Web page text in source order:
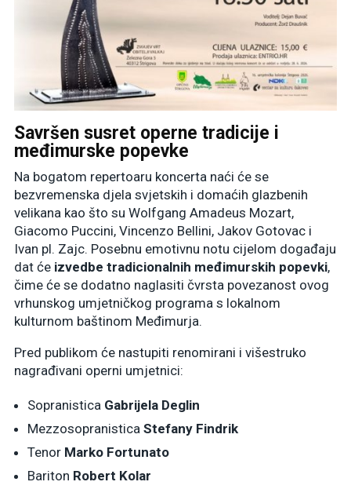
Savršen susret operne tradicije i
međimurske popevke
Na bogatom repertoaru koncerta naći će se
bezvremenska djela svjetskih i domaćih glazbenih
velikana kao što su Wolfgang Amadeus Mozart,
Giacomo Puccini, Vincenzo Bellini, Jakov Gotovac i
Ivan pl. Zajc. Posebnu emotivnu notu cijelom događaju
dat će izvedbe tradicionalnih međimurskih popevki,
čime će se dodatno naglasiti čvrsta povezanost ovog
vrhunskog umjetničkog programa s lokalnom
kulturnom baštinom Međimurja.
Pred publikom će nastupiti renomirani i višestruko
nagrađivani operni umjetnici:
Sopranistica Gabrijela Deglin
Mezzosopranistica Stefany Findrik
Tenor Marko Fortunato
Bariton Robert Kolar